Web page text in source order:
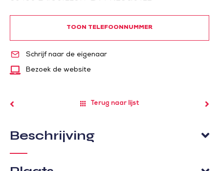
TOON TELEFOONNUMMER
Schrijf naar de eigenaar
Bezoek de website
Terug naar lijst
Beschrijving